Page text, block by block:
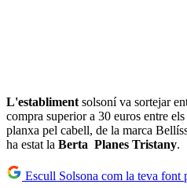
L'establiment solsoní va sortejar
compra superior a 30 euros entre
planxa pel cabell, de la marca
ha estat la Berta Planes Tristany.
Escull Solsona com la teva font